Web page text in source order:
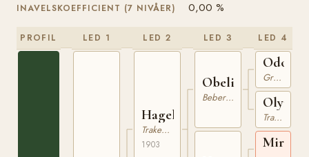
INAVELSKOEFFICIENT (7 NIVÅER) 0,00 %
PROFIL LED 1 LED 2
Hagel
Trakehner
1903
LED 3
Obelisk
Beberbeck
LED 4
Graditz
Trakehner